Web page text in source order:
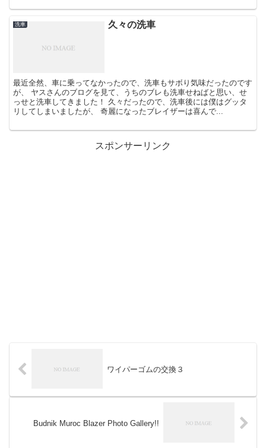
洗車 久々の洗車
最近全然、車に乗ってなかったので、洗車もサボり気味だったのです
が、 ヤスさんのブログを見て、うちのブレも洗車せねばと思い、せ
っせと洗車してきました！ 久々だったので、洗車後には僕はグッタ
リしてしまいましたが、 奇麗になったブレイザーは喜んで...
スポンサーリンク
ワイパーゴムの交換３
Budnik Muroc Blazer Photo Gallery!!